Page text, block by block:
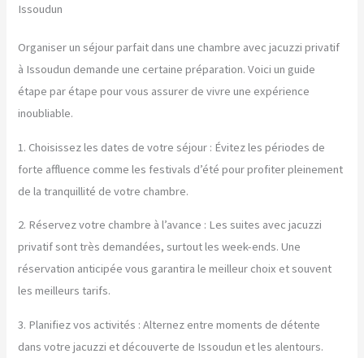
Issoudun
Organiser un séjour parfait dans une chambre avec jacuzzi privatif
à Issoudun demande une certaine préparation. Voici un guide
étape par étape pour vous assurer de vivre une expérience
inoubliable.
1. Choisissez les dates de votre séjour : Évitez les périodes de
forte affluence comme les festivals d’été pour profiter pleinement
de la tranquillité de votre chambre.
2. Réservez votre chambre à l’avance : Les suites avec jacuzzi
privatif sont très demandées, surtout les week-ends. Une
réservation anticipée vous garantira le meilleur choix et souvent
les meilleurs tarifs.
3. Planifiez vos activités : Alternez entre moments de détente
dans votre jacuzzi et découverte de Issoudun et les alentours.